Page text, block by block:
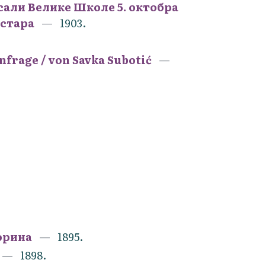
Велике Школе 5. октобра
1903.
/ von Savka Subotić
1895.
1898.